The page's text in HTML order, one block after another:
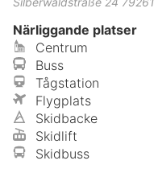
Närliggande platser
Centrum
Buss
Tågstation
Flygplats
Skidbacke
Skidlift
Skidbuss